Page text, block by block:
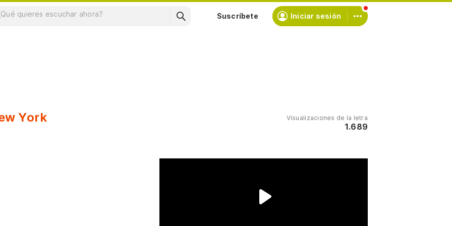
Suscríbete Iniciar sesión
Visualizaciones de la letra
1.689
York